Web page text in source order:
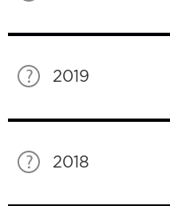
2019
2018